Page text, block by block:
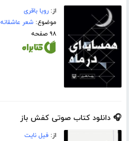
از:رویا باقری
موضوع:شعر عاشقانه
۹۸ صفحه
🎧 دانلود کتاب صوتی کفش باز
از:فیل نایت